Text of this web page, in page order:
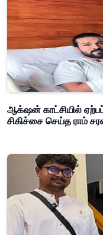
ஆக்‌ஷன் காட்சியில்
சிகிச்சை செய்த ராம்